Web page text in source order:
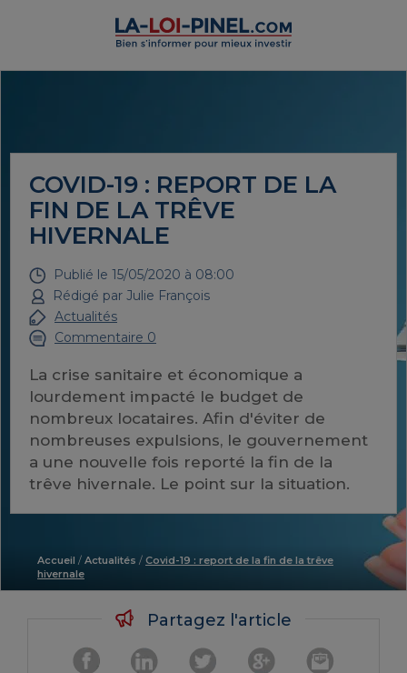
COVID-19 : REPORT DE LA
FIN DE LA TRÊVE
HIVERNALE
Publié le 15/05/2020 à 08:00
Rédigé par Julie François
Actualités
Commentaire 0
La crise sanitaire et économique a
lourdement impacté le budget de
nombreux locataires. Afin d'éviter de
nombreuses expulsions, le gouvernement
a une nouvelle fois reporté la fin de la
trêve hivernale. Le point sur la situation.
Accueil / Actualités / Covid-19 : report de la fin de la trêve
hivernale
Partagez l'article